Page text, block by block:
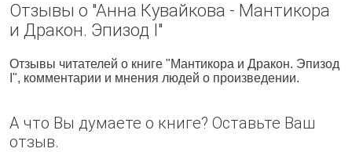
Отзывы о "Анна Кувайкова - Мантикора
и Дракон. Эпизод I"
Отзывы читателей о книге "Мантикора и Дракон. Эпизод
I", комментарии и мнения людей о произведении.
А что Вы думаете о книге? Оставьте Ваш
отзыв.